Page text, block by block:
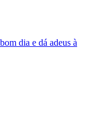
dia e dá adeus à